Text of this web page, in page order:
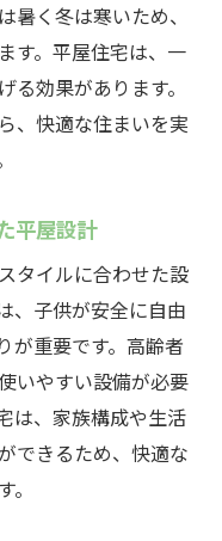
屋住宅
屋のポイント
の快適な平屋生活
の設備
住まい方
の間取り
マイズ例
た設計
住まい
理想の平屋デザイ
ザイン
外観
暑く冬は寒いため、
す。平屋住宅は、一
効果があります。
、快適な住まいを実
平屋設計
タイルに合わせた設
、子供が安全に自由
が重要です。高齢者
いやすい設備が必要
は、家族構成や生活
できるため、快適な